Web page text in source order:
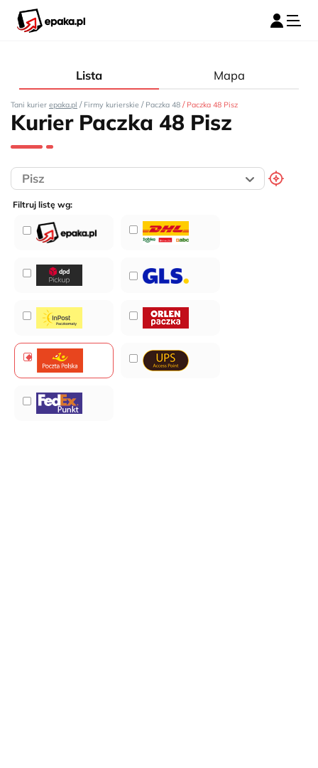
Lista Mapa
Tani kurier epaka.pl / Firmy kurierskie / Paczka 48 / Paczka 48 Pisz
Kurier Paczka 48 Pisz
Filtruj listę wg: